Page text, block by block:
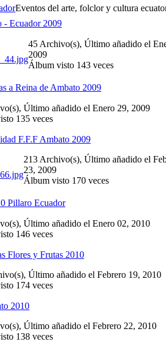
Eventos del arte, folclor y cultura
Ecuador 2009
45 Archivo(s), Último añadido el
2009
Álbum visto 143 veces
a Reina de Ambato 2009
Último añadido el Enero 29, 2009
135 veces
F.F.F Ambato 2009
213 Archivo(s), Último añadido el
23, 2009
Álbum visto 170 veces
Pillaro Ecuador
Último añadido el Enero 02, 2010
146 veces
Flores y Frutas 2010
Último añadido el Febrero 19, 2010
174 veces
2010
Último añadido el Febrero 22, 2010
138 veces